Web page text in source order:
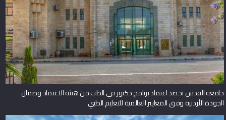
جامعة القدس تحصد اعتماد برنامج دكتور في الطب من هيئة الاعتماد وضمان
الجودة الأردنية وفق المعايير العالمية للتعليم الطبي